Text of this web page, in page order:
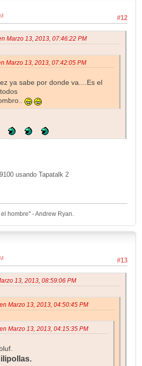
#12
Marzo 13, 2013, 07:46:22 PM
Marzo 13, 2013, 07:42:05 PM
ya sabe por donde va....Es el
usando Tapatalk 2
hombre" - Andrew Ryan.
#13
13, 2013, 08:59:06 PM
Marzo 13, 2013, 04:50:45 PM
Marzo 13, 2013, 04:15:35 PM